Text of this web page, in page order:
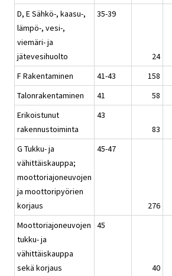
D, E Sähkö-, kaasu-,
lämpö-, vesi-,
viemäri- ja
jätevesihuolto
35-39
24
F Rakentaminen
41-43 158
Talonrakentaminen
41 58
Erikoistunut
rakennustoiminta
43
83
G Tukku- ja
vähittäiskauppa;
moottoriajoneuvojen
ja moottoripyörien
korjaus
45-47
276
Moottoriajoneuvojen
tukku- ja
vähittäiskauppa
sekä korjaus
45
40